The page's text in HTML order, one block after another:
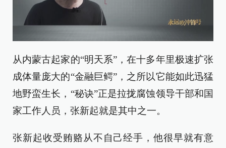
从内蒙古起家的“明天系”，在十多年里极速扩张
成体量庞大的“金融巨鳄”，之所以它能如此迅猛
地野蛮生长，“秘诀”正是拉拢腐蚀领导干部和国
家工作人员，张新起就是其中之一。
张新起收受贿赂从不自己经手，他很早就有意